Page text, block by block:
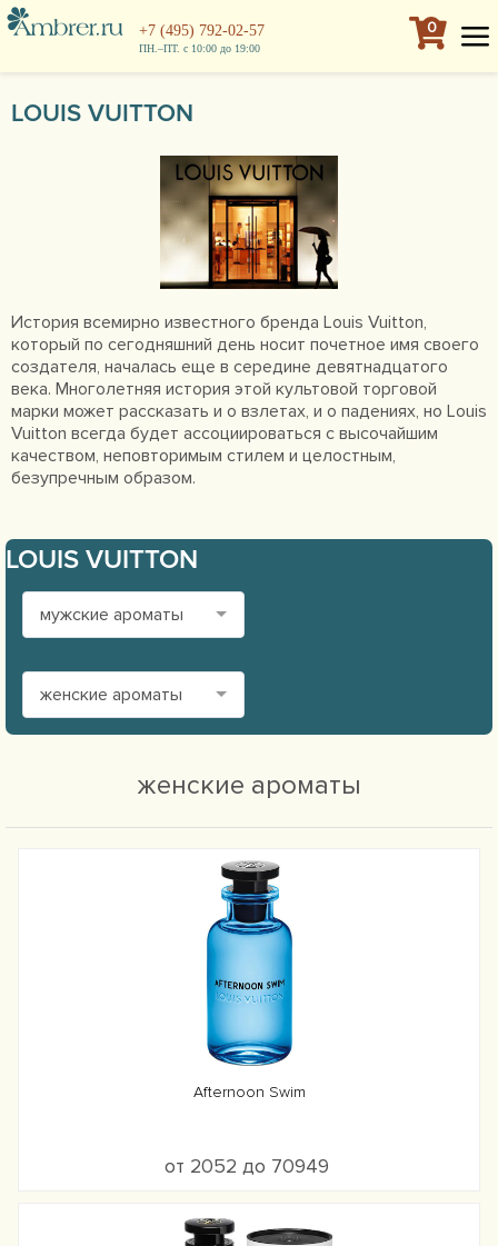
+7 (495) 792-02-57
ПН.–ПТ. с 10:00 до 19:00
0
LOUIS VUITTON
История всемирно известного бренда Louis Vuitton,
который по сегодняшний день носит почетное имя своего
создателя, началась еще в середине девятнадцатого
века. Многолетняя история этой культовой торговой
марки может рассказать и о взлетах, и о падениях, но Louis
Vuitton всегда будет ассоциироваться с высочайшим
качеством, неповторимым стилем и целостным,
безупречным образом.
LOUIS VUITTON
мужские ароматы
женские ароматы
женские ароматы
Afternoon Swim
от 2052 до 70949